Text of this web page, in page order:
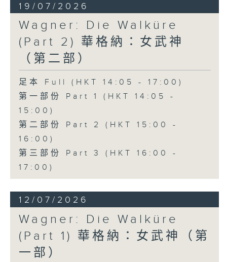
baritone Dominic Cossa as
Belcore, and bass Spiro Malas
as Dulcamara, with the
Ambrosian Opera Chorus and
the English Chamber Orchestra
conducted by Richard Bonynge.
多尼采蒂的歌劇《愛情靈藥》於1832年
首演，是意大利美聲歌劇中最具魅力且歷
的旋律結合輕鬆幽默的情節，講述一個關
於愛情、純真與成長的故事，至今仍深受
世界各地觀眾喜愛。
19/07/2026
Wagner: Die Walküre
(Part 2) 華格納：女武神
（第二部）
足本 Full (HKT 14:05 - 17:00)
第一部份 Part 1 (HKT 14:05 -
15:00)
第二部份 Part 2 (HKT 15:00 -
16:00)
第三部份 Part 3 (HKT 16:00 -
17:00)
12/07/2026
Wagner: Die Walküre
(Part 1) 華格納：女武神（第
一部）